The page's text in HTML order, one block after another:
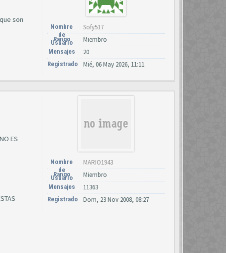
son
Nombre
de
Usuario
Sofy517
Rango Miembro
Mensajes 20
Registrado Mié, 06 May 2026, 11:11
ES
Nombre
de
Usuario
MARIO1943
Rango Miembro
Mensajes 11363
Registrado Dom, 23 Nov 2008, 08:27